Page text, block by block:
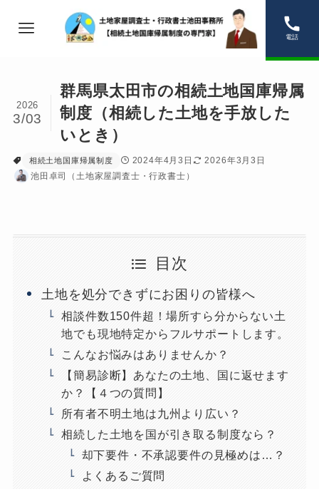
電話
群馬県太田市の相続土地国庫帰属
制度（相続した土地を手放した
いとき）
2026
3/03
相続土地国庫帰属制度 2024年4月3日
2026年3月3日
池田卓司（土地家屋調査士・行政書士）
目次
土地を処分できずにお困りの皆様へ
相談件数150件超！場所すら分からない土
地でも現地特定からフルサポートします。
こんなお悩みはありませんか？
【簡易診断】あなたの土地、国に返せます
か？【４つの質問】
所有者不明土地は九州より広い？
相続した土地を国が引き取る制度なら？
却下要件・不承認要件の見極めは…？
よくあるご質問